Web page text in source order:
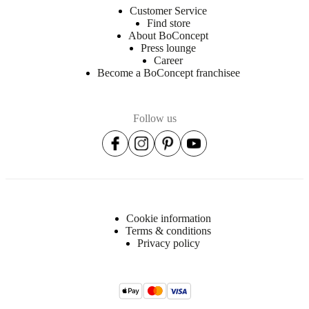
Customer Service
Find store
About BoConcept
Press lounge
Career
Become a BoConcept franchisee
Follow us
Cookie information
Terms & conditions
Privacy policy